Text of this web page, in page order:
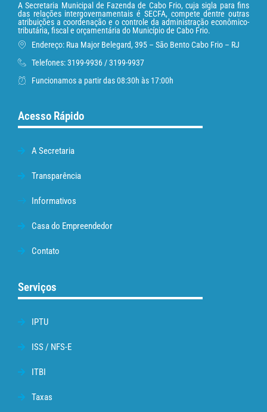
A Secretaria Municipal de Fazenda de Cabo Frio, cuja sigla para fins
das relações intergovernamentais é SECFA, compete dentre outras
atribuições a coordenação e o controle da administração econômico-
tributária, fiscal e orçamentária do Município de Cabo Frio.
Endereço: Rua Major Belegard, 395 – São Bento Cabo Frio – RJ
Telefones: 3199-9936 / 3199-9937
Funcionamos a partir das 08:30h às 17:00h
Acesso Rápido
A Secretaria
Transparência
Informativos
Casa do Empreendedor
Contato
Serviços
IPTU
ISS / NFS-E
ITBI
Taxas